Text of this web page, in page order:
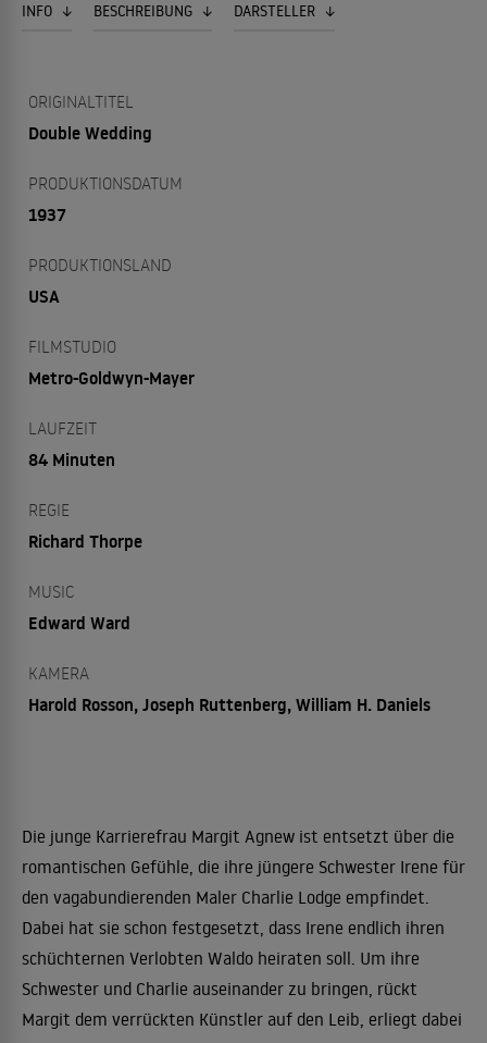
INFO BESCHREIBUNG DARSTELLER
ORIGINALTITEL
Double Wedding
PRODUKTIONSDATUM
1937
PRODUKTIONSLAND
USA
FILMSTUDIO
Metro-Goldwyn-Mayer
LAUFZEIT
84 Minuten
REGIE
Richard Thorpe
MUSIC
Edward Ward
KAMERA
Harold Rosson, Joseph Ruttenberg, William H. Daniels
Die junge Karrierefrau Margit Agnew ist entsetzt über die
romantischen Gefühle, die ihre jüngere Schwester Irene für
den vagabundierenden Maler Charlie Lodge empfindet.
Dabei hat sie schon festgesetzt, dass Irene endlich ihren
schüchternen Verlobten Waldo heiraten soll. Um ihre
Schwester und Charlie auseinander zu bringen, rückt
Margit dem verrückten Künstler auf den Leib, erliegt dabei